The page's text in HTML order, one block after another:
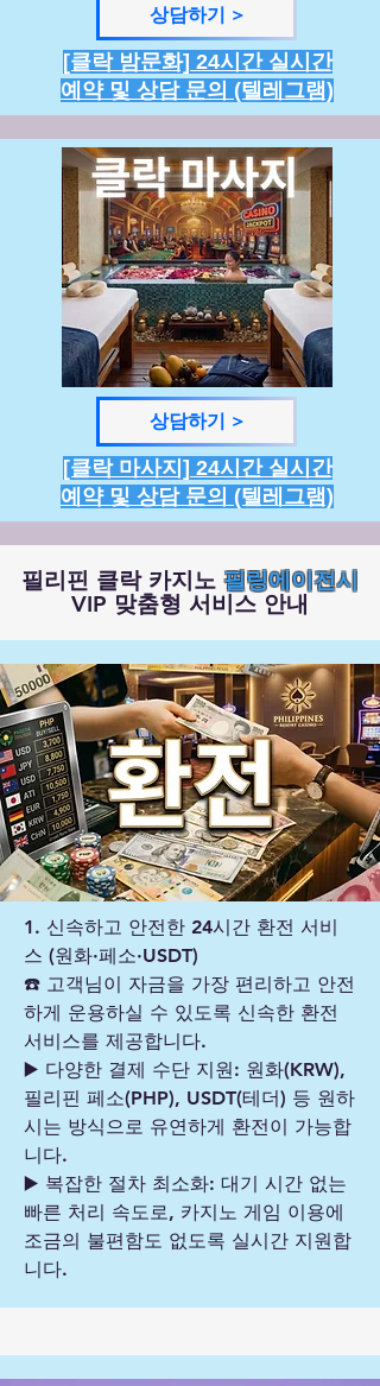
상담하기 >
[클락 밤문화] 24시간 실시간
예약 및 상담 문의 (텔레그램)
상담하기 >
[클락 마사지] 24시간 실시간
예약 및 상담 문의 (텔레그램)
필리핀 클락 카지노 필링에이전시
VIP 맞춤형 서비스 안내
1. 신속하고 안전한 24시간 환전 서비
스 (원화·페소·USDT)
☎️ 고객님이 자금을 가장 편리하고 안전
하게 운용하실 수 있도록 신속한 환전
서비스를 제공합니다.
▶️ 다양한 결제 수단 지원: 원화(KRW),
필리핀 페소(PHP), USDT(테더) 등 원하
시는 방식으로 유연하게 환전이 가능합
니다.
▶️ 복잡한 절차 최소화: 대기 시간 없는
빠른 처리 속도로, 카지노 게임 이용에
조금의 불편함도 없도록 실시간 지원합
니다.